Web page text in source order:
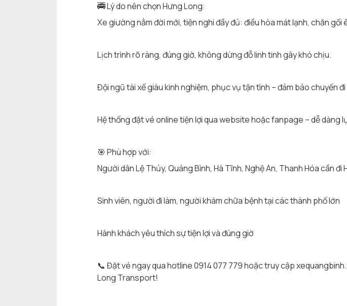
🚎 Lý do nên chọn Hưng Long:
Xe giường nằm đời mới, tiện nghi đầy đủ: điều hòa mát lạnh, chăn
Lịch trình rõ ràng, đúng giờ, không dừng đỗ linh tinh gây khó chịu.
Đội ngũ tài xế giàu kinh nghiệm, phục vụ tận tình – đảm bảo chuyến
Hệ thống đặt vé online tiện lợi qua website hoặc fanpage – dễ dàng
🎯 Phù hợp với:
Người dân Lệ Thủy, Quảng Bình, Hà Tĩnh, Nghệ An, Thanh Hóa cần đi
Sinh viên, người đi làm, người khám chữa bệnh tại các thành phố lớn
Hành khách yêu thích sự tiện lợi và đúng giờ
📞 Đặt vé ngay qua hotline 0914 077 779 hoặc truy cập
Long Transport!